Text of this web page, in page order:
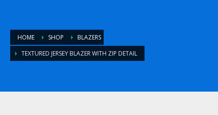
HOME SHOP
BLAZERS
TEXTURED JERSEY BLAZER WITH ZIP DETAIL